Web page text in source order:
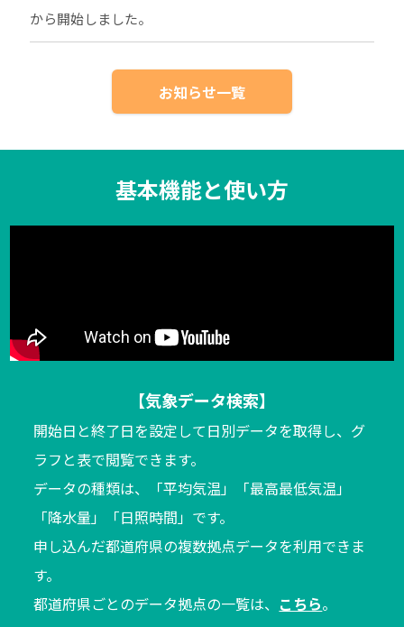
から開始しました。
お知らせ一覧
基本機能と使い方
【気象データ検索】
開始日と終了日を設定して日別データを取得し、グ
ラフと表で閲覧できます。
データの種類は、「平均気温」「最高最低気温」
「降水量」「日照時間」です。
申し込んだ都道府県の複数拠点データを利用できま
す。
都道府県ごとのデータ拠点の一覧は、 こちら。